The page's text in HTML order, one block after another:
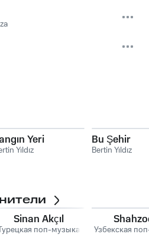
Yeri
Yıldız
Bu Şehir
Bertin Yıldız
Sinan Akçıl
поп-музыка Узбекская